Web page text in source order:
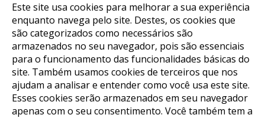
Este site usa cookies para melhorar a sua experiência
enquanto navega pelo site. Destes, os cookies que
são categorizados como necessários são
armazenados no seu navegador, pois são essenciais
para o funcionamento das funcionalidades básicas do
site. Também usamos cookies de terceiros que nos
ajudam a analisar e entender como você usa este site.
Esses cookies serão armazenados em seu navegador
apenas com o seu consentimento. Você também tem a